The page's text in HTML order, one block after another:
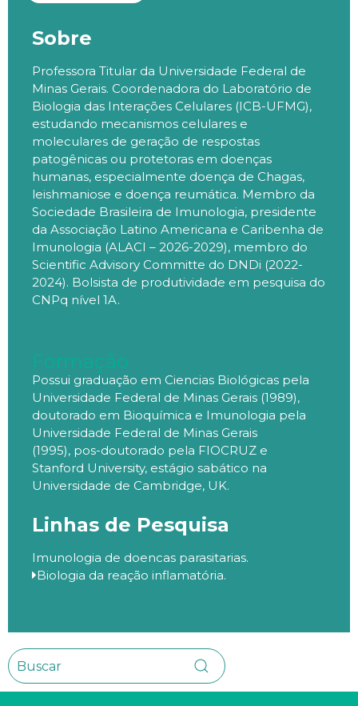
Sobre
Professora Titular da Universidade Federal de
Minas Gerais. Coordenadora do Laboratório de
Biologia das Interações Celulares (ICB-UFMG),
estudando mecanismos celulares e
moleculares de geração de respostas
patogênicas ou protetoras em doenças
humanas, especialmente doença de Chagas,
leishmaniose e doença reumática. Membro da
Sociedade Brasileira de Imunologia, presidente
da Associação Latino Americana e Caribenha de
Imunologia (ALACI – 2026-2029), membro do
Scientific Advisory Committe do DNDi (2022-
2024). Bolsista de produtividade em pesquisa do
CNPq nível 1A.
Formação
Possui graduação em Ciencias Biológicas pela
Universidade Federal de Minas Gerais (1989),
doutorado em Bioquímica e Imunologia pela
Universidade Federal de Minas Gerais
(1995), pos-doutorado pela FIOCRUZ e
Stanford University, estágio sabático na
Universidade de Cambridge, UK.
Linhas de Pesquisa
Imunologia de doencas parasitarias.
Biologia da reação inflamatória.